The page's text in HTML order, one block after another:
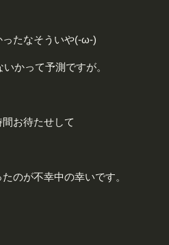
たなそういや(-ω-)
かって予測ですが。
お待たせして
のが不幸中の幸いです。